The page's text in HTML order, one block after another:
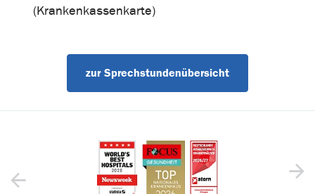
(Krankenkassenkarte)
zur Sprechstundenübersicht